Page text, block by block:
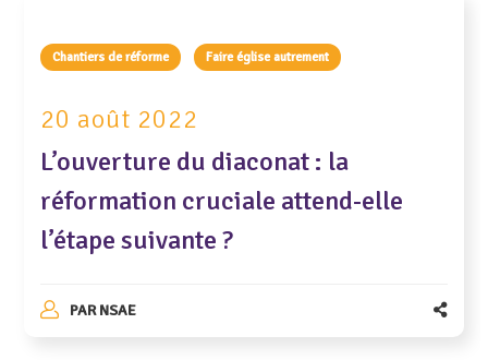
Chantiers de réforme Faire église autrement
20 août 2022
L’ouverture du diaconat : la
réformation cruciale attend-elle
l’étape suivante ?
PARNSAE